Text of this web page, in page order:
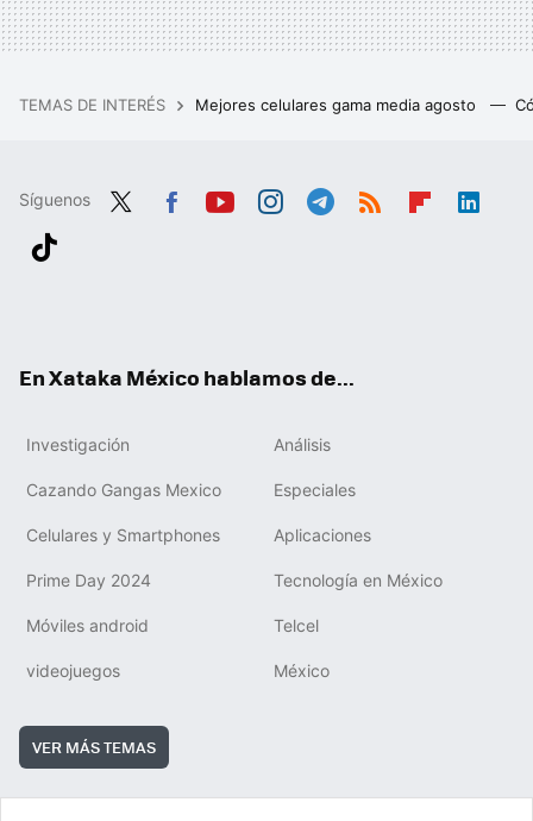
TEMAS DE INTERÉS Mejores celulares gama media agosto
Síguenos
En Xataka México hablamos de...
Investigación Análisis
Cazando Gangas Mexico Especiales
Celulares y Smartphones Aplicaciones
Prime Day 2024 Tecnología en México
Móviles android Telcel
videojuegos México
VER MÁS TEMAS